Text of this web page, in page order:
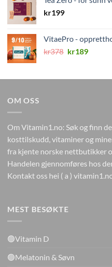
kr499. kr149.
kr199
VitaePro -
kr378 Opprinnelig
kr378.
kr189
kr189.
OM OSS
Om Vitamin1.no: Søk og finn
kosttilskudd, vitaminer og
fra kjente norske nettbutikker
Handelen gjennomføres hos
Kontakt oss hei ( a )
MEST BESØKTE
🟢Vitamin D
🟢Melatonin & Søvn